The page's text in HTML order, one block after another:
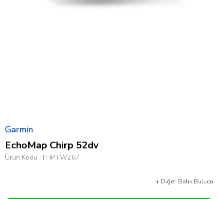
Garmin
EchoMap Chirp 52dv
Ürün Kodu FHPTWZ67
+ Diğer Balık Bulucu